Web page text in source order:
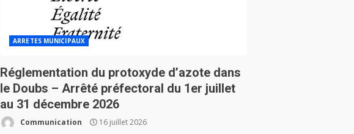
ARRETES MUNICIPAUX
Réglementation du protoxyde d’azote dans
le Doubs – Arrêté préfectoral du 1er juillet
au 31 décembre 2026
Communication 16 juillet 2026